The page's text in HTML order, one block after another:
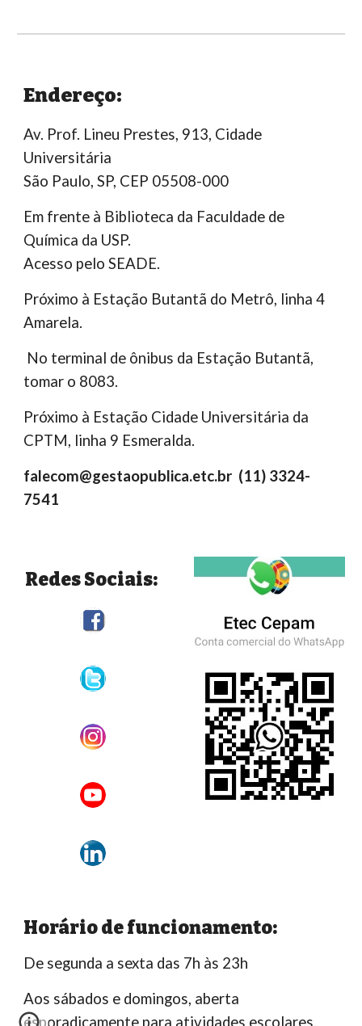
Endereço:
Av. Prof. Lineu Prestes, 913, Cidade
Universitária
São Paulo, SP, CEP 05508-000
Em frente à Biblioteca da Faculdade de
Química da USP.
Acesso pelo SEADE.
Próximo à Estação Butantã do Metrô, linha 4
Amarela.
No terminal de ônibus da Estação Butantã,
tomar o 8083.
Próximo à Estação Cidade Universitária da
CPTM, linha 9 Esmeralda.
falecom@gestaopublica.etc.br (11) 3324-
7541
Redes Sociais:
Horário de funcionamento:
De segunda a sexta das 7h às 23h
​Aos sábados e domingos, aberta
esporadicamente para atividades escolares.